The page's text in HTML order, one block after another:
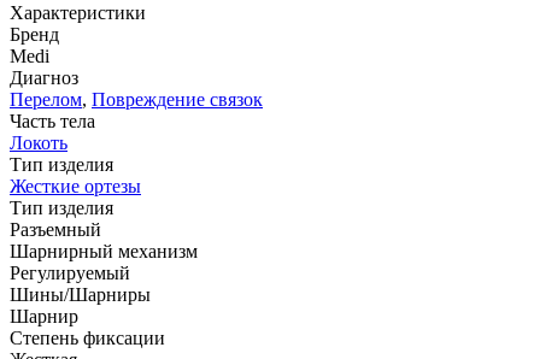
Характеристики
Бренд
Medi
Диагноз
Перелом, Повреждение связок
Часть тела
Локоть
Тип изделия
Жесткие ортезы
Тип изделия
Разъемный
Шарнирный механизм
Регулируемый
Шины/Шарниры
Шарнир
Степень фиксации